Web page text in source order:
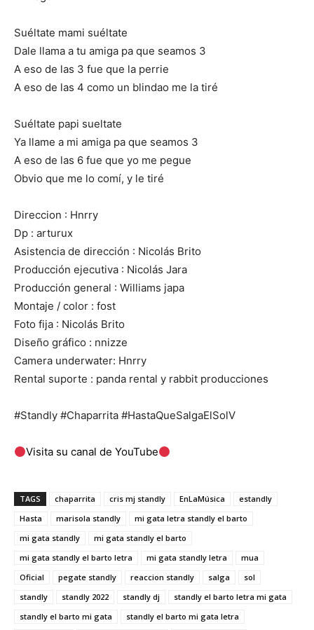
Suéltate mami suéltate
Dale llama a tu amiga pa que seamos 3
A eso de las 3 fue que la perrie
A eso de las 4 como un blindao me la tiré
Suéltate papi sueltate
Ya llame a mi amiga pa que seamos 3
A eso de las 6 fue que yo me pegue
Obvio que me lo comí, y le tiré
Direccion : Hnrry
Dp : arturux
Asistencia de dirección : Nicolás Brito
Producción ejecutiva : Nicolás Jara
Producción general : Williams japa
Montaje / color : fost
Foto fija : Nicolás Brito
Diseño gráfico : nnizze
Camera underwater: Hnrry
Rental suporte : panda rental y rabbit producciones
#Standly #Chaparrita #HastaQueSalgaElSolV
Visita su canal de YouTube
TAGS chaparrita cris mj standly EnLaMúsica
estandly
Hasta
marisola standly
mi gata letra standly el barto
mi gata standly
mi gata standly el barto
mi gata standly el barto letra
mi gata standly letra
mua
Oficial
pegate standly reaccion standly salga
sol
standly
standly 2022 standly dj
standly el barto letra mi gata
standly el barto mi gata
standly el barto mi gata letra